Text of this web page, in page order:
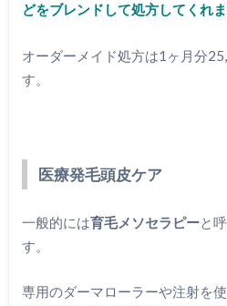
どをブレンドして処方してくれま
オーダーメイド処方は1ヶ月分
す。
医療発毛頭皮ケア
一般的には育毛メソセラピーと
す。
専用のダーマローラーや注射を